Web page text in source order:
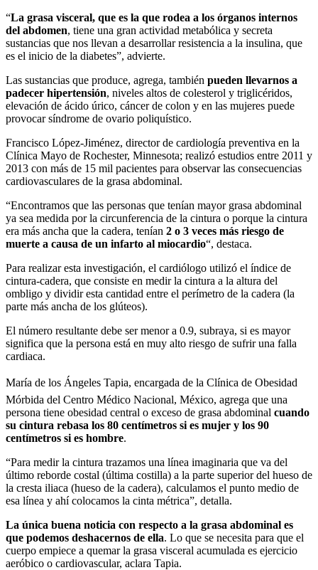
“La grasa visceral, que es la que rodea a los órganos internos
del abdomen, tiene una gran actividad metabólica y secreta
sustancias que nos llevan a desarrollar resistencia a la insulina, que
es el inicio de la diabetes”, advierte.
Las sustancias que produce, agrega, también pueden llevarnos a
padecer hipertensión, niveles altos de colesterol y triglicéridos,
elevación de ácido úrico, cáncer de colon y en las mujeres puede
provocar síndrome de ovario poliquístico.
Francisco López-Jiménez, director de cardiología preventiva en la
Clínica Mayo de Rochester, Minnesota; realizó estudios entre 2011 y
2013 con más de 15 mil pacientes para observar las consecuencias
cardiovasculares de la grasa abdominal.
“Encontramos que las personas que tenían mayor grasa abdominal
ya sea medida por la circunferencia de la cintura o porque la cintura
era más ancha que la cadera, tenían 2 o 3 veces más riesgo de
muerte a causa de un infarto al miocardio“, destaca.
Para realizar esta investigación, el cardiólogo utilizó el índice de
cintura-cadera, que consiste en medir la cintura a la altura del
ombligo y dividir esta cantidad entre el perímetro de la cadera (la
parte más ancha de los glúteos).
El número resultante debe ser menor a 0.9, subraya, si es mayor
significa que la persona está en muy alto riesgo de sufrir una falla
cardiaca.
María de los Ángeles Tapia, encargada de la Clínica de Obesidad
Mórbida del Centro Médico Nacional, México, agrega que una
persona tiene obesidad central o exceso de grasa abdominal cuando
su cintura rebasa los 80 centímetros si es mujer y los 90
centímetros si es hombre.
“Para medir la cintura trazamos una línea imaginaria que va del
último reborde costal (última costilla) a la parte superior del hueso de
la cresta iliaca (hueso de la cadera), calculamos el punto medio de
esa línea y ahí colocamos la cinta métrica”, detalla.
La única buena noticia con respecto a la grasa abdominal es
que podemos deshacernos de ella. Lo que se necesita para que el
cuerpo empiece a quemar la grasa visceral acumulada es ejercicio
aeróbico o cardiovascular, aclara Tapia.